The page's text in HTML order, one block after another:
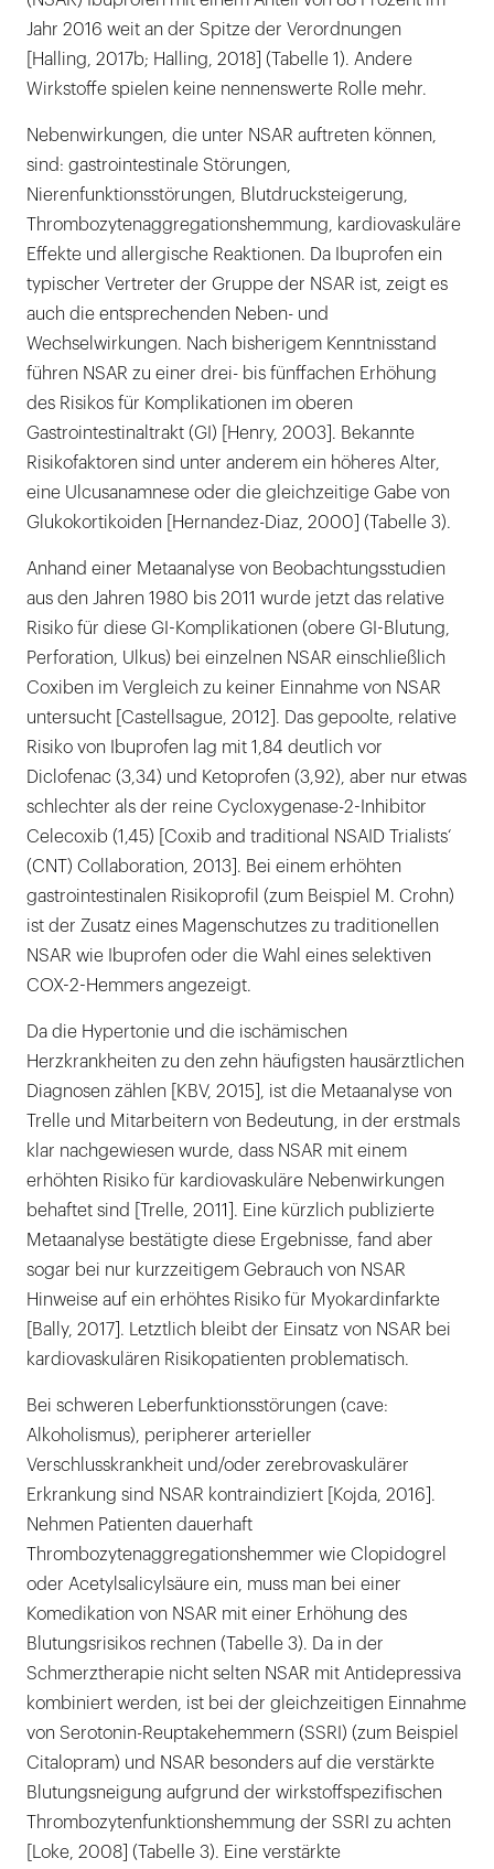
Jahr 2016 weit an der Spitze der Verordnungen
[Halling, 2017b; Halling, 2018] (Tabelle 1). Andere
Wirkstoffe spielen keine nennenswerte Rolle mehr.
Nebenwirkungen, die unter NSAR auftreten können,
sind: gastrointestinale Störungen,
Nierenfunktionsstörungen, Blutdrucksteigerung,
Thrombozytenaggregationshemmung, kardiovaskuläre
Effekte und allergische Reaktionen. Da Ibuprofen ein
typischer Vertreter der Gruppe der NSAR ist, zeigt es
auch die entsprechenden Neben- und
Wechselwirkungen. Nach bisherigem Kenntnisstand
führen NSAR zu einer drei- bis fünffachen Erhöhung
des Risikos für Komplikationen im oberen
Gastrointestinaltrakt (GI) [Henry, 2003]. Bekannte
Risikofaktoren sind unter anderem ein höheres Alter,
eine Ulcusanamnese oder die gleichzeitige Gabe von
Glukokortikoiden [Hernandez-Diaz, 2000] (Tabelle 3).
Anhand einer Metaanalyse von Beobachtungsstudien
aus den Jahren 1980 bis 2011 wurde jetzt das relative
Risiko für diese GI-Komplikationen (obere GI-Blutung,
Perforation, Ulkus) bei einzelnen NSAR einschließlich
Coxiben im Vergleich zu keiner Einnahme von NSAR
untersucht [Castellsague, 2012]. Das gepoolte, relative
Risiko von Ibuprofen lag mit 1,84 deutlich vor
Diclofenac (3,34) und Ketoprofen (3,92), aber nur etwas
schlechter als der reine Cycloxygenase-2-Inhibitor
Celecoxib (1,45) [Coxib and traditional NSAID Trialists‘
(CNT) Collaboration, 2013]. Bei einem erhöhten
gastrointestinalen Risikoprofil (zum Beispiel M. Crohn)
ist der Zusatz eines Magenschutzes zu traditionellen
NSAR wie Ibuprofen oder die Wahl eines selektiven
COX-2-Hemmers angezeigt.
Da die Hypertonie und die ischämischen
Herzkrankheiten zu den zehn häufigsten hausärztlichen
Diagnosen zählen [KBV, 2015], ist die Metaanalyse von
Trelle und Mitarbeitern von Bedeutung, in der erstmals
klar nachgewiesen wurde, dass NSAR mit einem
erhöhten Risiko für kardiovaskuläre Nebenwirkungen
behaftet sind [Trelle, 2011]. Eine kürzlich publizierte
Metaanalyse bestätigte diese Ergebnisse, fand aber
sogar bei nur kurzzeitigem Gebrauch von NSAR
Hinweise auf ein erhöhtes Risiko für Myokardinfarkte
[Bally, 2017]. Letztlich bleibt der Einsatz von NSAR bei
kardiovaskulären Risikopatienten problematisch.
Bei schweren Leberfunktionsstörungen (cave:
Alkoholismus), peripherer arterieller
Verschlusskrankheit und/oder zerebrovaskulärer
Erkrankung sind NSAR kontraindiziert [Kojda, 2016].
Nehmen Patienten dauerhaft
Thrombozytenaggregationshemmer wie Clopidogrel
oder Acetylsalicylsäure ein, muss man bei einer
Komedikation von NSAR mit einer Erhöhung des
Blutungsrisikos rechnen (Tabelle 3). Da in der
Schmerztherapie nicht selten NSAR mit Antidepressiva
kombiniert werden, ist bei der gleichzeitigen Einnahme
von Serotonin-Reuptakehemmern (SSRI) (zum Beispiel
Citalopram) und NSAR besonders auf die verstärkte
Blutungsneigung aufgrund der wirkstoffspezifischen
Thrombozytenfunktionshemmung der SSRI zu achten
[Loke, 2008] (Tabelle 3). Eine verstärkte